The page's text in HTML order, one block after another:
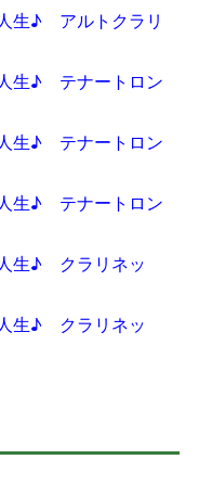
生♪ アルトクラリ
生♪ テナートロン
生♪ テナートロン
生♪ テナートロン
生♪ クラリネッ
生♪ クラリネッ